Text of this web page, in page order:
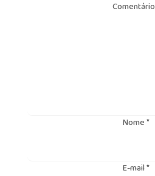
Comentário
Nome*
E-mail*